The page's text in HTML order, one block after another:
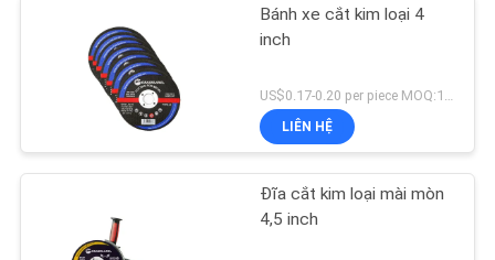
Bánh xe cắt kim loại 4
inch
US$0.17-0.20 per piece MOQ:10000
LIÊN HỆ
Đĩa cắt kim loại mài mòn
4,5 inch